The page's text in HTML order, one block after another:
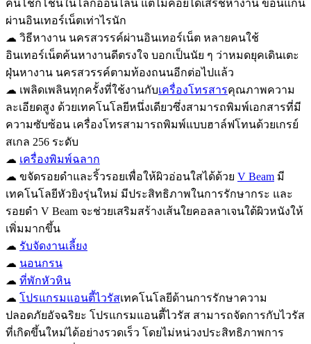
คนโชกโชนในโลกออนไลน์ แต่ไม่ค่อยได้เสิร์ชหางาน ขอนแก่น
ผ่านอินเทอร์เน็ตเท่าไรนัก
☁ วิธีหางาน นครสวรรค์ผ่านอินเทอร์เน็ต หลายคนใช้
อินเทอร์เน็ตค้นหางานดีตรงใจ บอกเป็นนัย ๆ ว่าหมดยุคเดินเตะ
ฝุ่นหางาน นครสวรรค์ตามท้องถนนอีกต่อไปแล้ว
☁ เพลิดเพลินทุกครั้งที่ใช้งานกับเครื่องโทรสารคุณภาพความ
ละเอียดสูง ด้วยเทคโนโลยีหนึ่งเดียวซึ่งสามารถพิมพ์เอกสารที่มี
ความซับซ้อน เครื่องโทรสามารถพิมพ์แบบฮาล์ฟโทนด้วยเกรย์
สเกล 256 ระดับ
☁ เครื่องพิมพ์ฉลาก
☁ ขจัดรอยดำและริ้วรอยเพื่อให้ผิวอ่อนใสได้ด้วย V Beam มี
เทคโนโลยีหัวยิงรุ่นใหม่ มีประสิทธิภาพในการรักษากระ และ
รอยดำ V Beam จะช่วยเสริมสร้างเส้นใยคอลลาเจนใต้ผิวหนังให้
เพิ่มมากขึ้น
☁ รับจัดงานเลี้ยง
☁ นอนกรน
☁ ที่พักหัวหิน
☁ โปรแกรมแอนตี้ไวรัสเทคโนโลยีด้านการรักษาความ
ปลอดภัยอัจฉริยะ โปรแกรมแอนตี้ไวรัส สามารถจัดการกับไวรัส
ที่เกิดขึ้นใหม่ได้อย่างรวดเร็ว โดยไม่หน่วงประสิทธิภาพการ